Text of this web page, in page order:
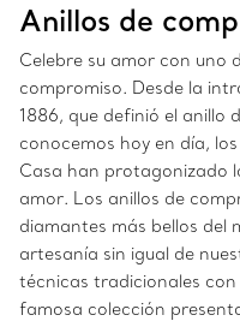
Anillos de
Celebre su amor con uno
compromiso. Desde la
1886, que definió el anillo
conocemos hoy en día,
Casa han protagonizado
amor. Los anillos de
diamantes más bellos
artesanía sin igual de
técnicas tradicionales
famosa colección